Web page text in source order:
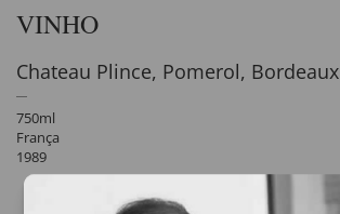
VINHO
Chateau Plince, Pomerol, Bordeaux
750ml
França
1989